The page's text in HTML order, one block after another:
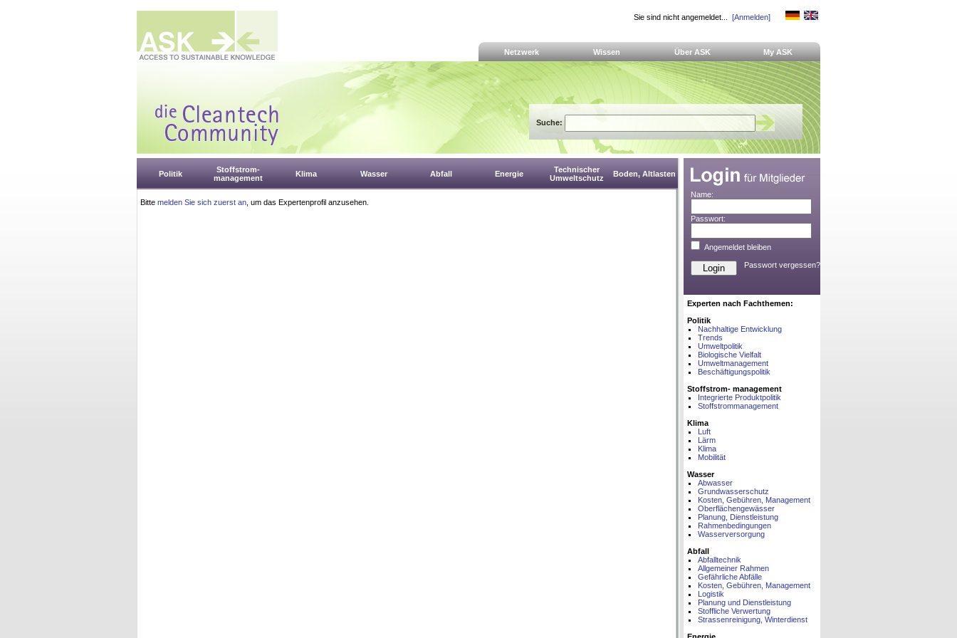
Sie sind nicht angemeldet... [Anmelden]
Netzwerk Wissen Über ASK My ASK
Suche:
Politik
Stoffstrom-
management
Klima Wasser Abfall Energie
Technischer
Umweltschutz
Boden, Altlasten
Bitte melden Sie sich zuerst an , um das Expertenprofil anzusehen.
Name:
Passwort:
Angemeldet bleiben
Passwort vergessen?
Experten nach Fachthemen:
Politik
Nachhaltige Entwicklung
Trends
Umweltpolitik
Biologische Vielfalt
Umweltmanagement
Beschäftigungspolitik
Stoffstrom- management
Integrierte Produktpolitik
Stoffstrommanagement
Klima
Luft
Lärm
Klima
Mobilität
Wasser
Abwasser
Grundwasserschutz
Kosten, Gebühren, Management
Oberflächengewässer
Planung, Dienstleistung
Rahmenbedingungen
Wasserversorgung
Abfall
Abfalltechnik
Allgemeiner Rahmen
Gefährliche Abfälle
Kosten, Gebühren, Management
Logistik
Planung und Dienstleistung
Stoffliche Verwertung
Strassenreinigung, Winterdienst